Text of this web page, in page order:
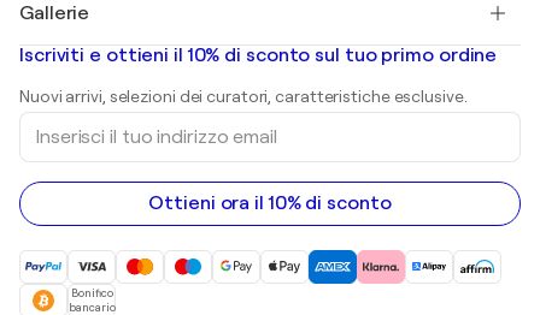
Banksy
Mr. Brainwash
Shepard Fairey
Quadri astratti in vendita
Dipinti di paesaggi
sculture
Dipinti acrilici
Gallerie
Gallerie d’arte in Italia
Iscriviti e ottieni il 10% di sconto sul tuo primo ordine
Nuovi arrivi, selezioni dei curatori, caratteristiche esclusive.
Inserisci
tuo
indirizzo
email
Ottieni ora il 10% di sconto
Bonifico
bancario